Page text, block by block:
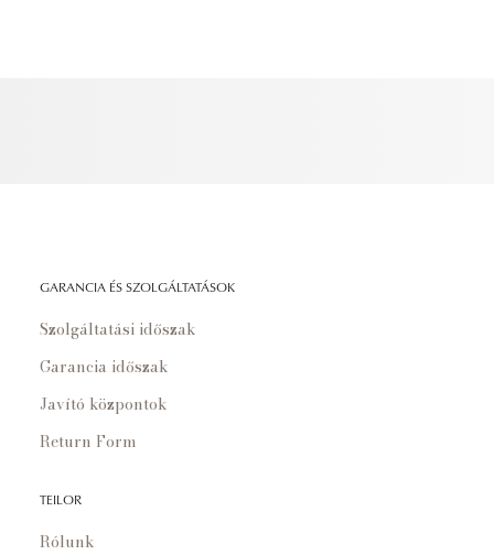
GARANCIA ÉS SZOLGÁLTATÁSOK
Szolgáltatási időszak
Garancia időszak
Javító központok
Return Form
TEILOR
Rólunk